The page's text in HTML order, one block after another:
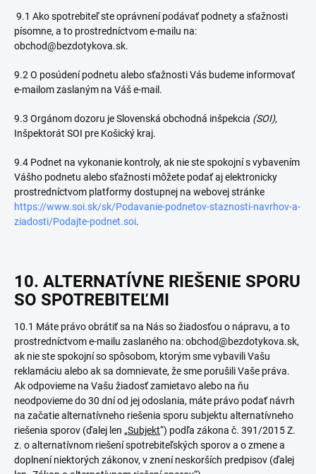
9.1 Ako spotrebiteľ ste oprávnení podávať podnety a sťažnosti
písomne, a to prostredníctvom e-mailu na:
obchod@bezdotykova.sk.
9.2 O posúdení podnetu alebo sťažnosti Vás budeme informovať
e-mailom zaslaným na Váš e-mail.
9.3 Orgánom dozoru je Slovenská obchodná inšpekcia (SOI),
Inšpektorát SOI pre Košický kraj.
9.4 Podnet na vykonanie kontroly, ak nie ste spokojní s vybavením
Vášho podnetu alebo sťažnosti môžete podať aj elektronicky
prostredníctvom platformy dostupnej na webovej stránke
https://www.soi.sk/sk/Podavanie-podnetov-staznosti-navrhov-a-
ziadosti/Podajte-podnet.soi.
10. ALTERNATÍVNE RIEŠENIE SPORU
SO SPOTREBITEĽMI
10.1 Máte právo obrátiť sa na Nás so žiadosťou o nápravu, a to
prostredníctvom e-mailu zaslaného na: obchod@bezdotykova.sk,
ak nie ste spokojní so spôsobom, ktorým sme vybavili Vašu
reklamáciu alebo ak sa domnievate, že sme porušili Vaše práva.
Ak odpovieme na Vašu žiadosť zamietavo alebo na ňu
neodpovieme do 30 dní od jej odoslania, máte právo podať návrh
na začatie alternatívneho riešenia sporu subjektu alternatívneho
riešenia sporov (ďalej len „Subjekt“) podľa zákona č. 391/2015 Z.
z. o alternatívnom riešení spotrebiteľských sporov a o zmene a
doplnení niektorých zákonov, v znení neskorších predpisov (ďalej